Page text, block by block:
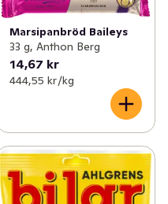
Marsipanbröd Baileys
33 g, Anthon Berg
14,67 kr
444,55 kr /kg